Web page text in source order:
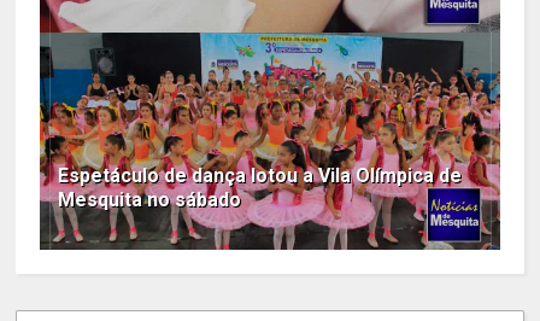
Espetáculo de dança lotou a Vila Olímpica de
Mesquita no sábado